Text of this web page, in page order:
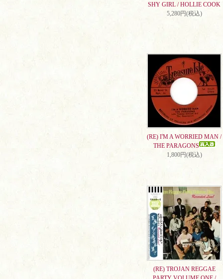
SHY GIRL / HOLLIE COOK
5,280円(税込)
(RE) I'M A WORRIED MAN /
THE PARAGONS
1,800円(税込)
(RE) TROJAN REGGAE